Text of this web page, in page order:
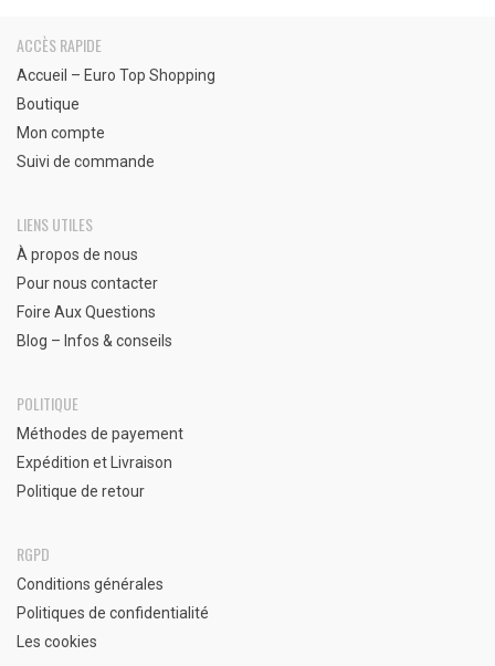
ACCÈS RAPIDE
Accueil – Euro Top Shopping
Boutique
Mon compte
Suivi de commande
LIENS UTILES
À propos de nous
Pour nous contacter
Foire Aux Questions
Blog – Infos & conseils
POLITIQUE
Méthodes de payement
Expédition et Livraison
Politique de retour
RGPD
Conditions générales
Politiques de confidentialité
Les cookies